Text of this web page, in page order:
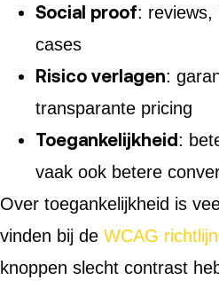
Social proof: reviews,
cases
Risico verlagen:
transparante pricing
Toegankelijkheid:
vaak ook betere
Over toegankelijkheid is
vinden bij de WCAG
knoppen slecht contrast